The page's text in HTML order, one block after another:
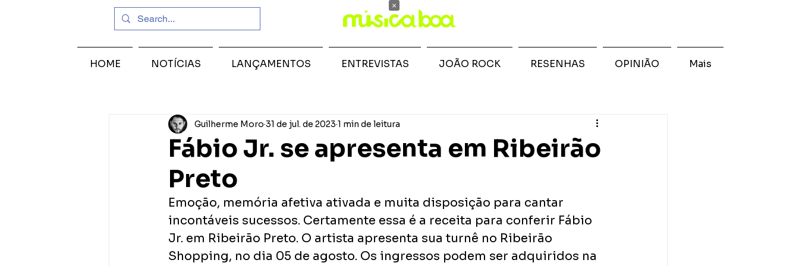
Fábio Jr. se apresenta em Ribeirão
Preto
Guilherme Moro 31 de jul. de 2023 1 min de leitura
Emoção, memória afetiva ativada e muita disposição para cantar
incontáveis sucessos. Certamente essa é a receita para conferir Fábio
Jr. em Ribeirão Preto. O artista apresenta sua turnê no Ribeirão
Shopping, no dia 05 de agosto. Os ingressos podem ser adquiridos na
HOME NOTÍCIAS LANÇAMENTOS ENTREVISTAS JOÃO ROCK RESENHAS OPINIÃO Mais
×